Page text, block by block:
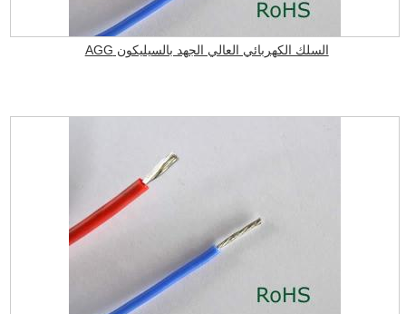
السلك الكهربائي العالي الجهد بالسيليكون AGG